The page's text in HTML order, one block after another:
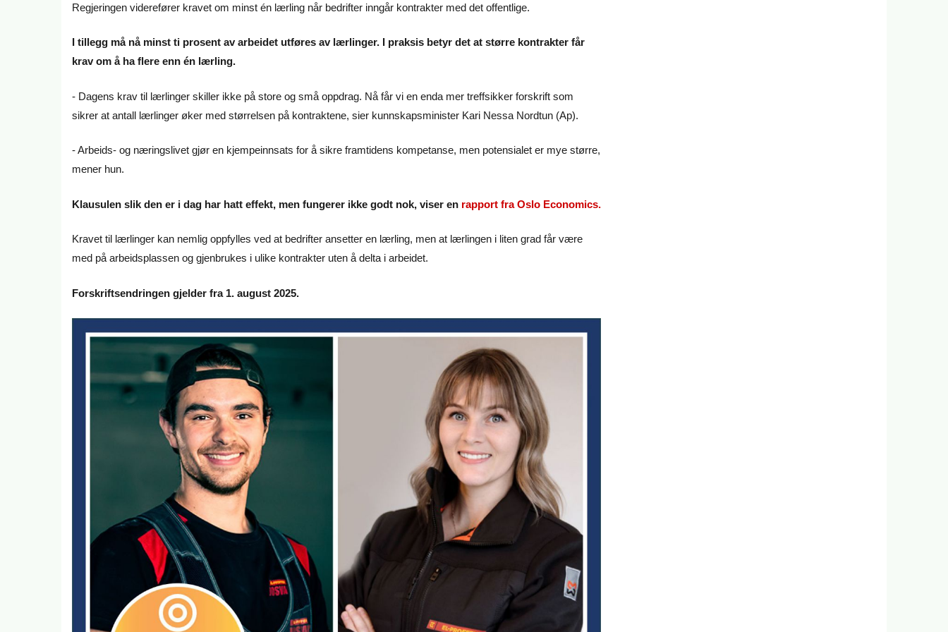
Regjeringen viderefører kravet om minst én lærling når bedrifter inngår kontrakter med det offentlige.
I tillegg må nå minst ti prosent av arbeidet utføres av lærlinger. I praksis betyr det at større kontrakter får
krav om å ha flere enn én lærling.
- Dagens krav til lærlinger skiller ikke på store og små oppdrag. Nå får vi en enda mer treffsikker forskrift som
sikrer at antall lærlinger øker med størrelsen på kontraktene, sier kunnskapsminister Kari Nessa Nordtun (Ap).
- Arbeids- og næringslivet gjør en kjempeinnsats for å sikre framtidens kompetanse, men potensialet er mye større,
mener hun.
Klausulen slik den er i dag har hatt effekt, men fungerer ikke godt nok, viser en rapport fra Oslo Economics.
Kravet til lærlinger kan nemlig oppfylles ved at bedrifter ansetter en lærling, men at lærlingen i liten grad får være
med på arbeidsplassen og gjenbrukes i ulike kontrakter uten å delta i arbeidet.
Forskriftsendringen gjelder fra 1. august 2025.